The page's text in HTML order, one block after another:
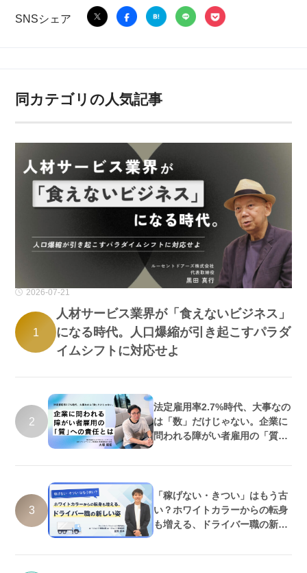
SNSシェア
同カテゴリの人気記事
2026-07-21
1
人材サービス業界が「食えないビジネス」
になる時代。人口爆縮が引き起こすパラダ
イムシフトに対応せよ
2
法定雇用率2.7%時代、大事なの
は「数」だけじゃない。企業に
問われる障がい者雇用の「質」
3
「稼げない・きつい」はもう古
い？ホワイトカラーからの転身
も増える、ドライバー職の新し